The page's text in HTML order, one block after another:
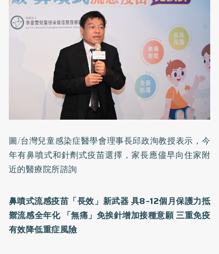
圖/台灣兒童感染症醫學會理事長邱政洵教授表示，今
年有鼻噴式和針劑式疫苗選擇，家長應儘早向住家附
近的醫療院所諮詢
鼻噴式流感疫苗「長效」新武器具8~12個月保護力抵
禦流感全年化 「無痛」免挨針增加接種意願三重免疫
有效降低重症風險